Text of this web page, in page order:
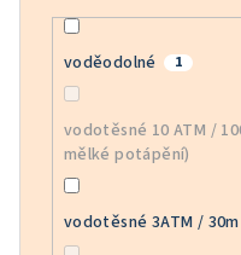
voděodolné 1
vodotěsné 10 ATM /
mělké potápění)
vodotěsné 3ATM /